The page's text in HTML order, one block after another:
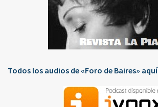
Todos los audios de «Foro de Baires» aquí